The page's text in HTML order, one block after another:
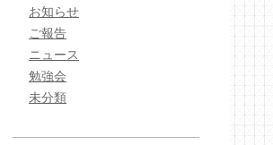
お知らせ
ご報告
ニュース
勉強会
未分類